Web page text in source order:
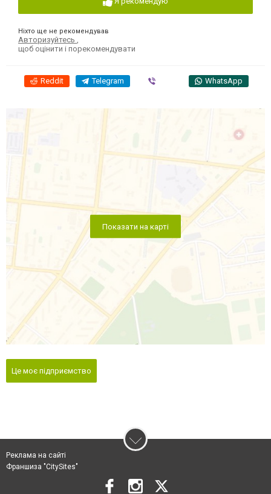
Ніхто ще не рекомендував
Авторизуйтесь
щоб оцінити і порекомендувати
Reddit Telegram WhatsApp
Показати на карті
Це моє підприємство
Реклама на сайті
Франшиза "CitySites"